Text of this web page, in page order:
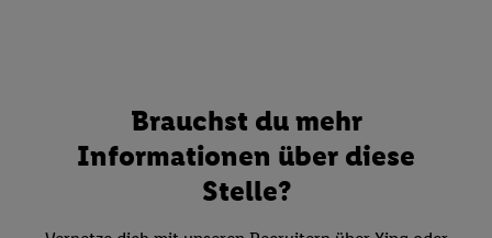
Brauchst du mehr
Informationen über diese
Stelle?